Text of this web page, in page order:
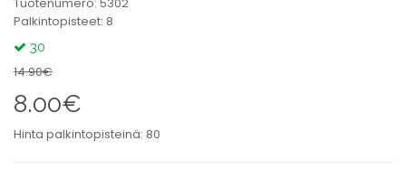
Palkintopisteet: 8
30
14.90€
8.00€
Hinta palkintopisteinä: 80